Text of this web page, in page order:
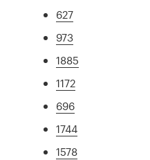
627
973
1885
1172
696
1744
1578